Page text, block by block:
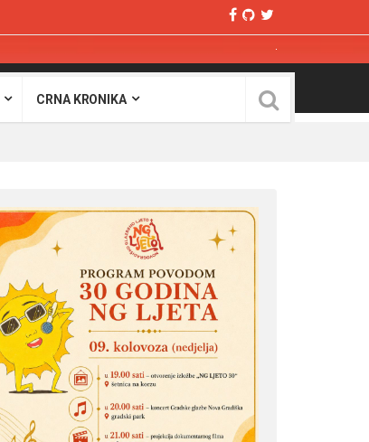
CRNA KRONIKA